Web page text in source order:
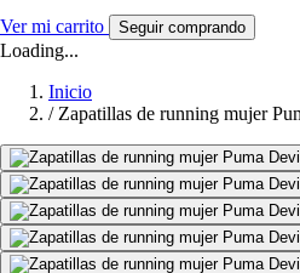
Ver mi carrito Seguir comprando
Loading...
Inicio
/ Zapatillas de running mujer